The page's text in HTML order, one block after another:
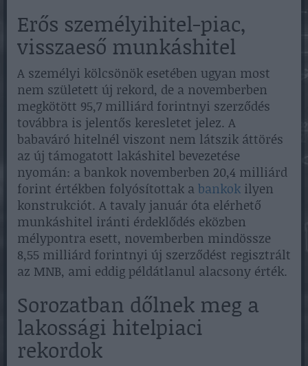
Erős személyihitel-piac,
visszaeső munkáshitel
A személyi kölcsönök esetében ugyan most
nem született új rekord, de a novemberben
megkötött 95,7 milliárd forintnyi szerződés
továbbra is jelentős keresletet jelez. A
babaváró hitelnél viszont nem látszik áttörés
az új támogatott lakáshitel bevezetése
nyomán: a bankok novemberben 20,4 milliárd
forint értékben folyósítottak abankok ilyen
konstrukciót. A tavaly január óta elérhető
munkáshitel iránti érdeklődés eközben
mélypontra esett, novemberben mindössze
8,55 milliárd forintnyi új szerződést regisztrált
az MNB, ami eddig példátlanul alacsony érték.
Sorozatban dőlnek meg a
lakossági hitelpiaci
rekordok